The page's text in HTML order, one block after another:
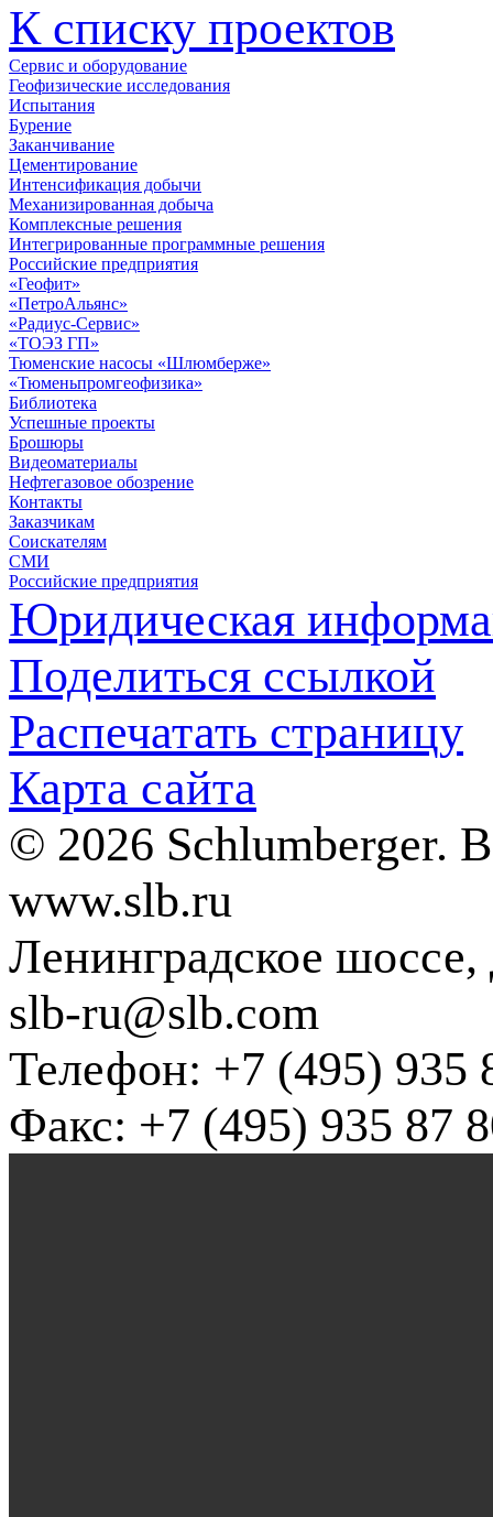
К списку проектов
Сервис и оборудование
Геофизические исследования
Испытания
Бурение
Заканчивание
Цементирование
Интенсификация добычи
Механизированная добыча
Комплексные решения
Интегрированные программные решения
Российские предприятия
«Геофит»
«ПетроАльянс»
«Радиус-Сервис»
«ТОЭЗ ГП»
Тюменские насосы «Шлюмберже»
«Тюменьпромгеофизика»
Библиотека
Успешные проекты
Брошюры
Видеоматериалы
Нефтегазовое обозрение
Контакты
Заказчикам
Соискателям
СМИ
Российские предприятия
Юридическая
Поделиться ссылкой
Распечатать страницу
Карта сайта
© 2026 Schlumberger.
www.slb.ru
Ленинградское
slb-ru@slb.com
Телефон: +7 (495) 935
Факс: +7 (495) 935 87